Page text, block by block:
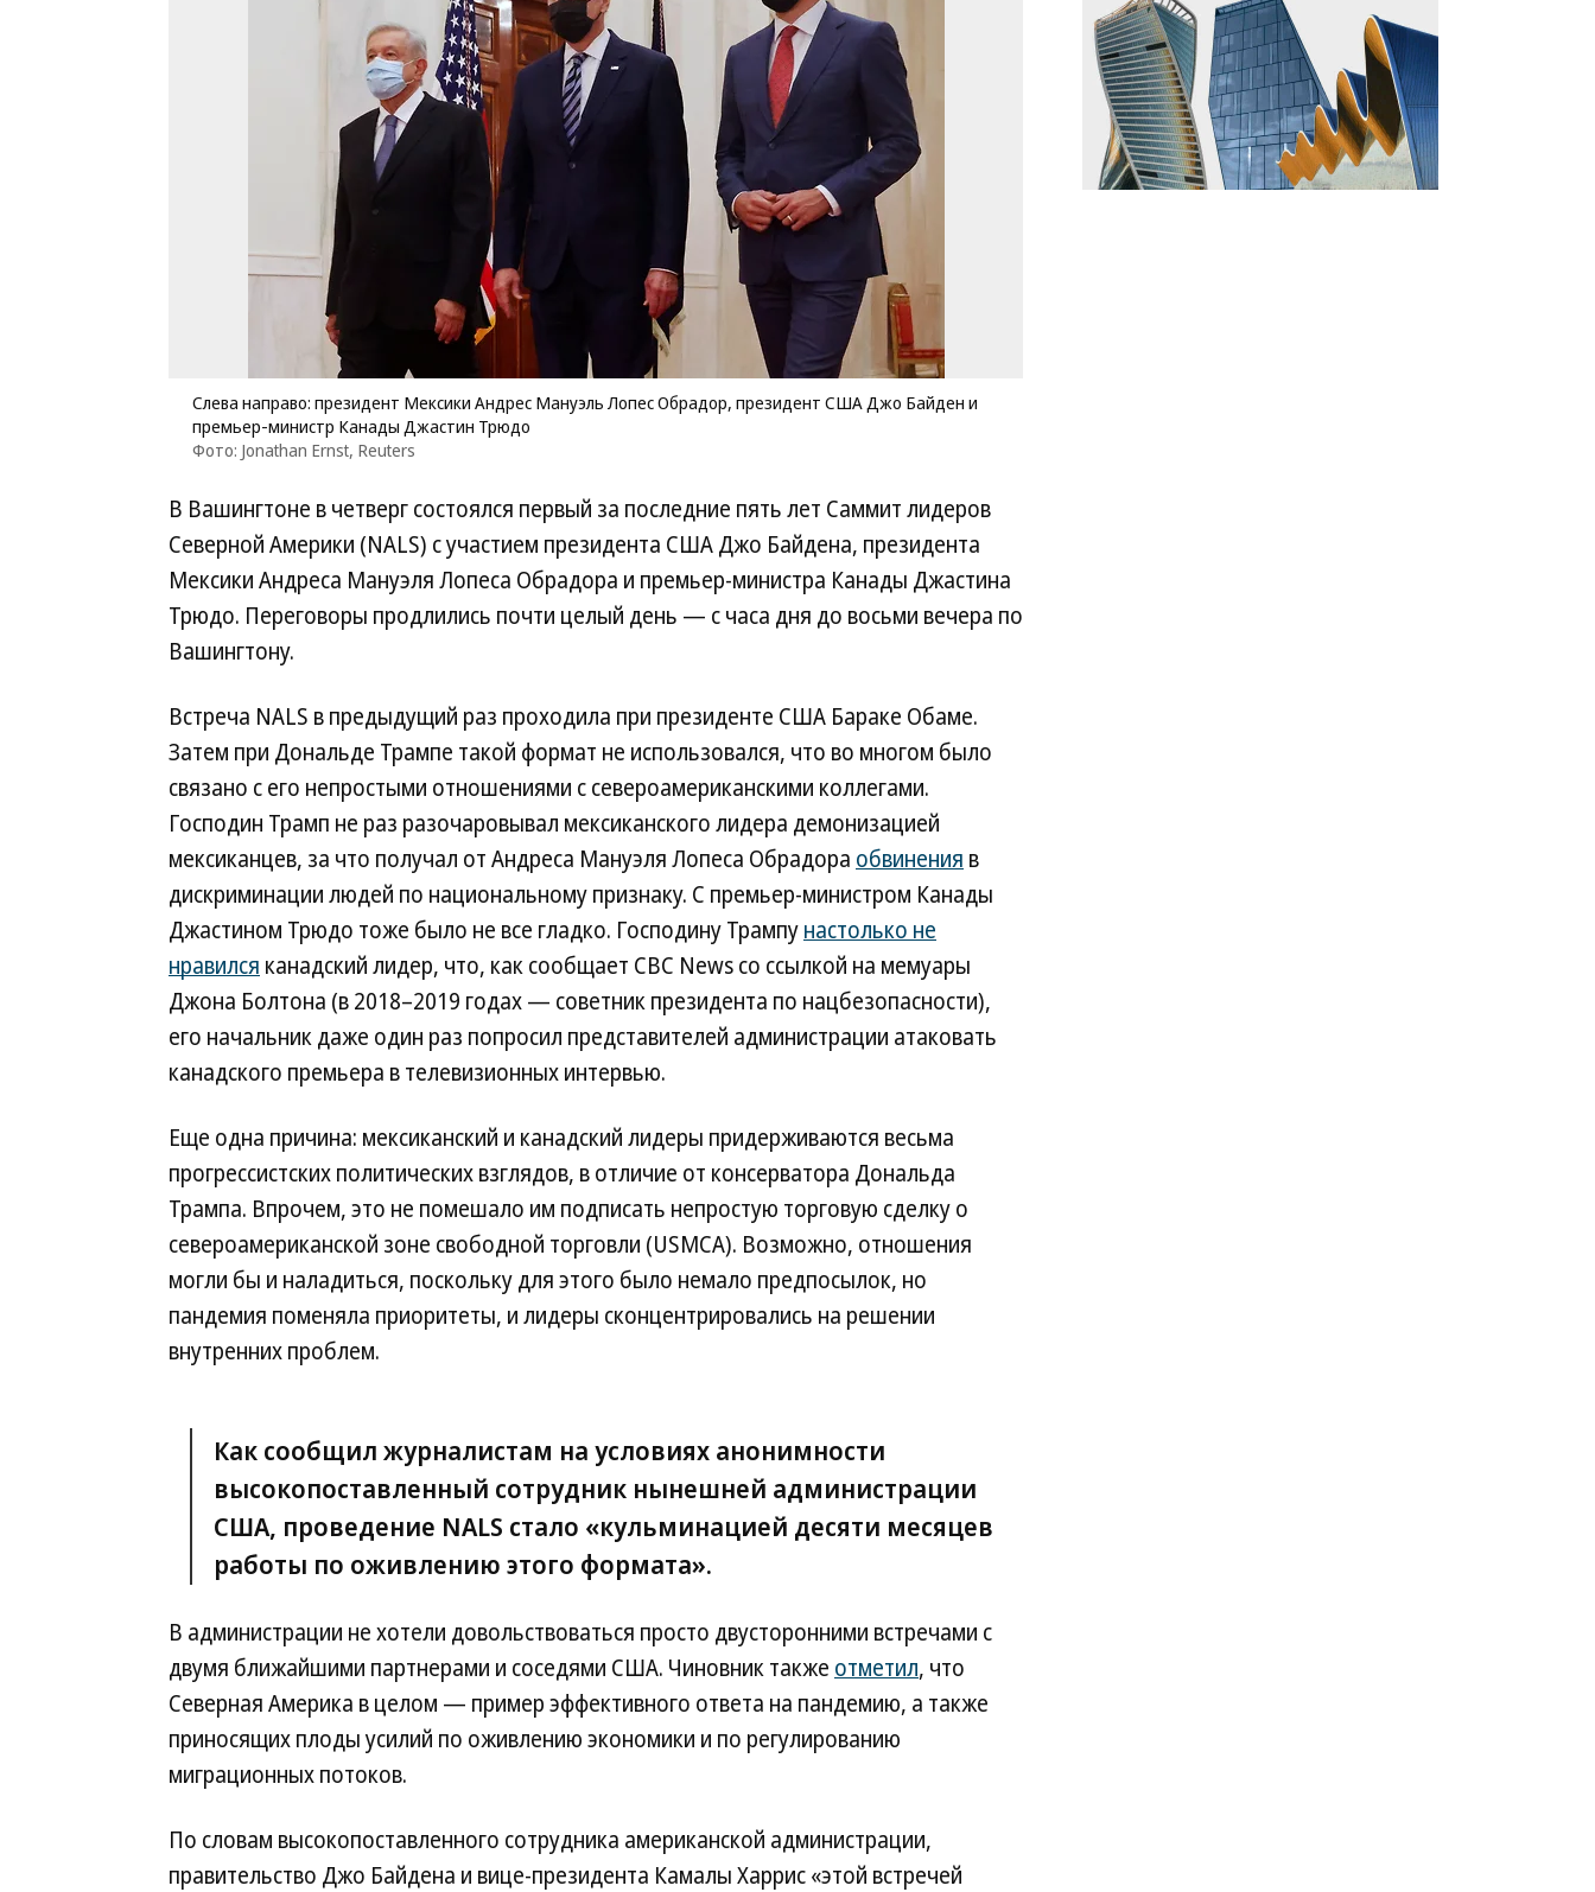
Слева направо: президент Мексики Андрес Мануэль Лопес Обрадор, президент США Джо Байден и
премьер-министр Канады Джастин Трюдо
Фото: Jonathan Ernst, Reuters
направо:
президент
Мексики
Мануэль
Обрадор,
президент
В Вашингтоне в четверг состоялся первый за последние пять лет Саммит лидеров
Северной Америки (NALS) с участием президента США Джо Байдена, президента
Мексики Андреса Мануэля Лопеса Обрадора и премьер-министра Канады Джастина
Трюдо. Переговоры продлились почти целый день — с часа дня до восьми вечера по
Вашингтону.
Встреча NALS в предыдущий раз проходила при президенте США Бараке Обаме.
Затем при Дональде Трампе такой формат не использовался, что во многом было
связано с его непростыми отношениями с североамериканскими коллегами.
Господин Трамп не раз разочаровывал мексиканского лидера демонизацией
мексиканцев, за что получал от Андреса Мануэля Лопеса Обрадора обвинения в
дискриминации людей по национальному признаку. С премьер-министром Канады
Джастином Трюдо тоже было не все гладко. Господину Трампунастолько не
нравился канадский лидер, что, как сообщает CBC News со ссылкой на мемуары
Джона Болтона (в 2018–2019 годах — советник президента по нацбезопасности),
его начальник даже один раз попросил представителей администрации атаковать
канадского премьера в телевизионных интервью.
Еще одна причина: мексиканский и канадский лидеры придерживаются весьма
прогрессистских политических взглядов, в отличие от консерватора Дональда
Трампа. Впрочем, это не помешало им подписать непростую торговую сделку о
североамериканской зоне свободной торговли (USMCA). Возможно, отношения
могли бы и наладиться, поскольку для этого было немало предпосылок, но
пандемия поменяла приоритеты, и лидеры сконцентрировались на решении
внутренних проблем.
Как сообщил журналистам на условиях анонимности
высокопоставленный сотрудник нынешней администрации
США, проведение NALS стало «кульминацией десяти месяцев
работы по оживлению этого формата».
В администрации не хотели довольствоваться просто двусторонними встречами с
двумя ближайшими партнерами и соседями США. Чиновник также отметил, что
Северная Америка в целом — пример эффективного ответа на пандемию, а также
приносящих плоды усилий по оживлению экономики и по регулированию
миграционных потоков.
По словам высокопоставленного сотрудника американской администрации,
правительство Джо Байдена и вице-президента Камалы Харрис «этой встречей